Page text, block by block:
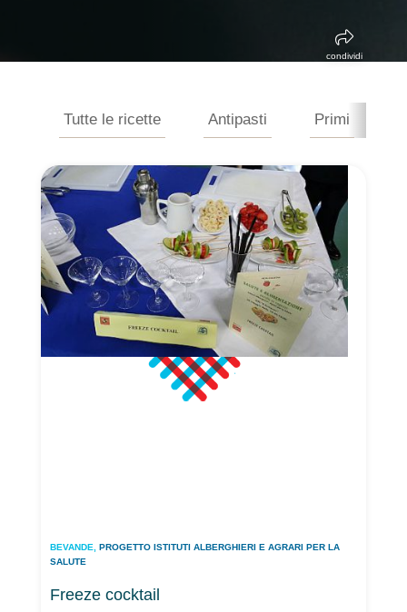
condividi
Tutte le ricette Antipasti Primi
Freeze cocktail
BEVANDE
PROGETTO ISTITUTI ALBERGHIERI E AGRARI PER LA
SALUTE